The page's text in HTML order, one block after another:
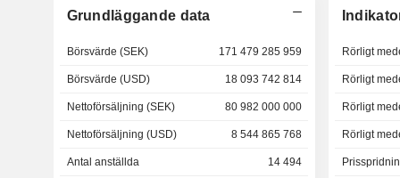
Grundläggande data
Börsvärde (SEK) 171 479 285 959
Börsvärde (USD) 18 093 742 814
Nettoförsäljning (SEK) 80 982 000 000
Nettoförsäljning (USD) 8 544 865 768
Antal anställda 14 494
Rörligt
Rörligt
Rörligt
Rörligt